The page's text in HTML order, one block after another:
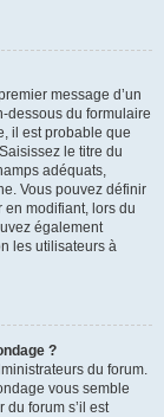
message d’un
dessous du formulaire
il est probable que
le titre du
adéquats,
Vous pouvez définir
en modifiant, lors du
également
les utilisateurs à
?
du forum.
vous semble
forum s’il est